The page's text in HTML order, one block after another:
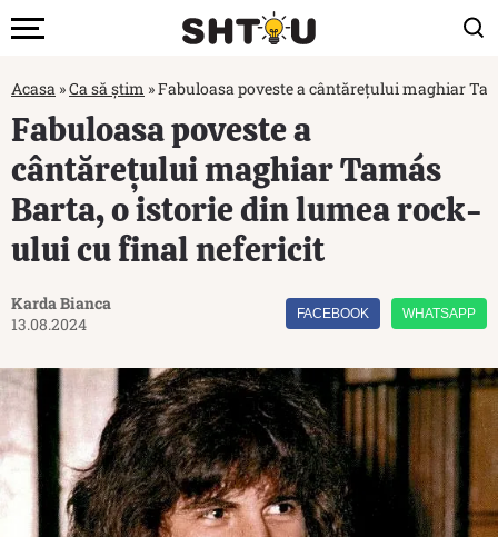
Acasa »Ca să știm »Fabuloasa poveste a cântărețului maghiar
Fabuloasa poveste a
cântărețului maghiar Tamás
Barta, o istorie din lumea rock-
ului cu final nefericit
Karda Bianca
13.08.2024
FACEBOOK WHATSAPP